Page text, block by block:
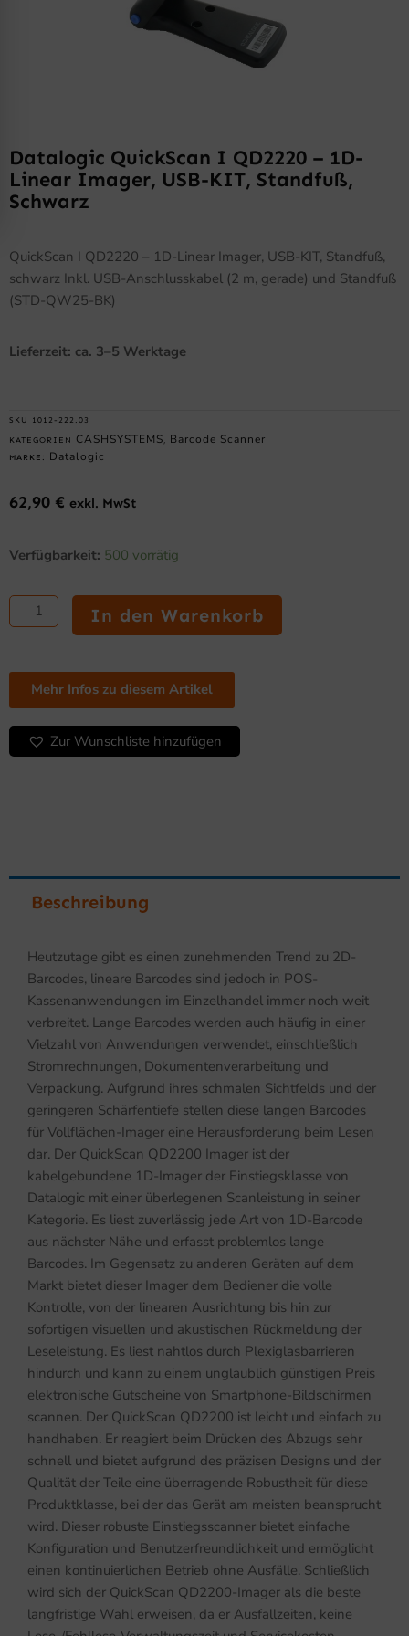
Datalogic QuickScan I QD2220 – 1D-
Linear Imager, USB-KIT, Standfuß,
Schwarz
QuickScan I QD2220 – 1D-Linear Imager, USB-KIT, Standfuß,
schwarz Inkl. USB-Anschlusskabel (2 m, gerade) und Standfuß
(STD-QW25-BK)
Lieferzeit: ca. 3–5 Werktage
SKU 1012-222.03
KATEGORIEN CASHSYSTEMS , Barcode Scanner
MARKE: Datalogic
62,90 € exkl. MwSt
Verfügbarkeit: 500 vorrätig
QuickScan
QD2220
–
Imager,
USB-
Standfuß,
schwarz
In den Warenkorb
Mehr Infos zu diesem Artikel
Zur Wunschliste hinzufügen
Beschreibung
Heutzutage gibt es einen zunehmenden Trend zu 2D-
Barcodes, lineare Barcodes sind jedoch in POS-
Kassenanwendungen im Einzelhandel immer noch weit
verbreitet. Lange Barcodes werden auch häufig in einer
Vielzahl von Anwendungen verwendet, einschließlich
Stromrechnungen, Dokumentenverarbeitung und
Verpackung. Aufgrund ihres schmalen Sichtfelds und der
geringeren Schärfentiefe stellen diese langen Barcodes
für Vollflächen-Imager eine Herausforderung beim Lesen
dar. Der QuickScan QD2200 Imager ist der
kabelgebundene 1D-Imager der Einstiegsklasse von
Datalogic mit einer überlegenen Scanleistung in seiner
Kategorie. Es liest zuverlässig jede Art von 1D-Barcode
aus nächster Nähe und erfasst problemlos lange
Barcodes. Im Gegensatz zu anderen Geräten auf dem
Markt bietet dieser Imager dem Bediener die volle
Kontrolle, von der linearen Ausrichtung bis hin zur
sofortigen visuellen und akustischen Rückmeldung der
Leseleistung. Es liest nahtlos durch Plexiglasbarrieren
hindurch und kann zu einem unglaublich günstigen Preis
elektronische Gutscheine von Smartphone-Bildschirmen
scannen. Der QuickScan QD2200 ist leicht und einfach zu
handhaben. Er reagiert beim Drücken des Abzugs sehr
schnell und bietet aufgrund des präzisen Designs und der
Qualität der Teile eine überragende Robustheit für diese
Produktklasse, bei der das Gerät am meisten beansprucht
wird. Dieser robuste Einstiegsscanner bietet einfache
Konfiguration und Benutzerfreundlichkeit und ermöglicht
einen kontinuierlichen Betrieb ohne Ausfälle. Schließlich
wird sich der QuickScan QD2200-Imager als die beste
langfristige Wahl erweisen, da er Ausfallzeiten, keine